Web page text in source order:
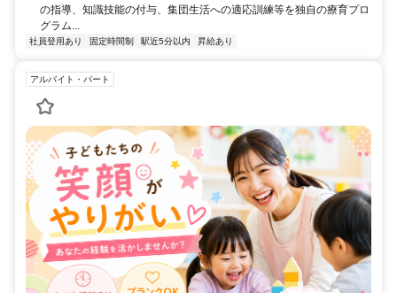
の指導、知識技能の付与、集団生活への適応訓練等を独自の療育プロ
グラム...
社員登用あり 固定時間制 駅近5分以内 昇給あり
アルバイト・パート